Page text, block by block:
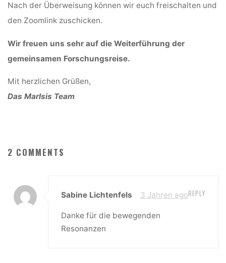
Nach der Überweisung können wir euch freischalten und
den Zoomlink zuschicken.
Wir freuen uns sehr auf die Weiterführung der
gemeinsamen Forschungsreise.
Mit herzlichen Grüßen,
Das MarIsis Team
2 COMMENTS
Sabine Lichtenfels 3 Jahren agoREPLY
Danke für die bewegenden
Resonanzen